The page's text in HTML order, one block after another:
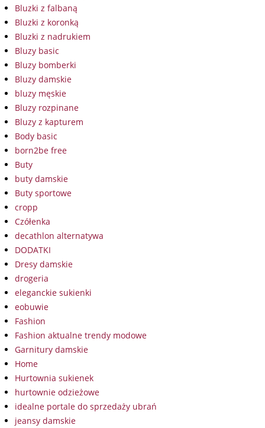
Bluzki z falbaną
Bluzki z koronką
Bluzki z nadrukiem
Bluzy basic
Bluzy bomberki
Bluzy damskie
bluzy męskie
Bluzy rozpinane
Bluzy z kapturem
Body basic
born2be free
Buty
buty damskie
Buty sportowe
cropp
Czółenka
decathlon alternatywa
DODATKI
Dresy damskie
drogeria
eleganckie sukienki
eobuwie
Fashion
Fashion aktualne trendy modowe
Garnitury damskie
Home
Hurtownia sukienek
hurtownie odzieżowe
idealne portale do sprzedaży ubrań
jeansy damskie